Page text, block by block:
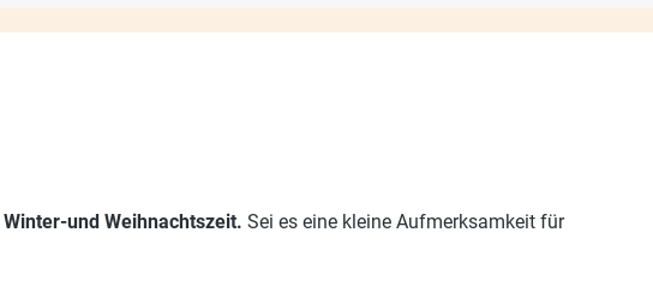
Winter-und Weihnachtszeit. Sei es eine kleine Aufmerksamkeit für